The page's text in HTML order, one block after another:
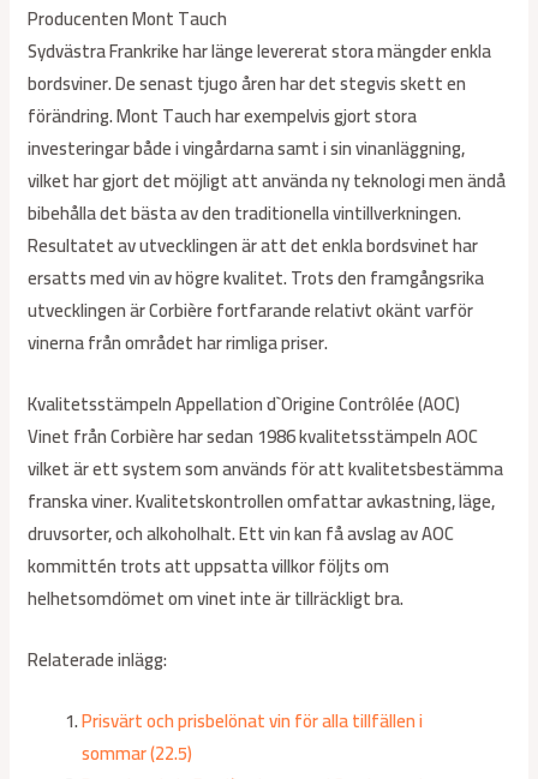
Producenten Mont Tauch
Sydvästra Frankrike har länge levererat stora mängder enkla
bordsviner. De senast tjugo åren har det stegvis skett en
förändring. Mont Tauch har exempelvis gjort stora
investeringar både i vingårdarna samt i sin vinanläggning,
vilket har gjort det möjligt att använda ny teknologi men ändå
bibehålla det bästa av den traditionella vintillverkningen.
Resultatet av utvecklingen är att det enkla bordsvinet har
ersatts med vin av högre kvalitet. Trots den framgångsrika
utvecklingen är Corbière fortfarande relativt okänt varför
vinerna från området har rimliga priser.
Kvalitetsstämpeln Appellation d`Origine Contrôlée (AOC)
Vinet från Corbière har sedan 1986 kvalitetsstämpeln AOC
vilket är ett system som används för att kvalitetsbestämma
franska viner. Kvalitetskontrollen omfattar avkastning, läge,
druvsorter, och alkoholhalt. Ett vin kan få avslag av AOC
kommittén trots att uppsatta villkor följts om
helhetsomdömet om vinet inte är tillräckligt bra.
Relaterade inlägg:
Prisvärt och prisbelönat vin för alla tillfällen i
sommar (22.5)